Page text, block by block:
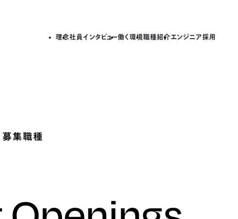
理念社員インタビュー働く環境職種紹介エンジニア採用
募集職種